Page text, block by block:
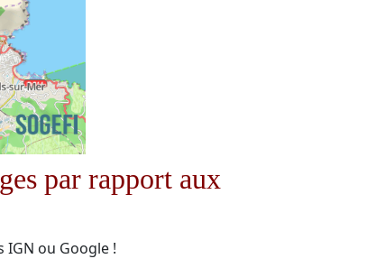
par rapport aux
IGN ou Google !